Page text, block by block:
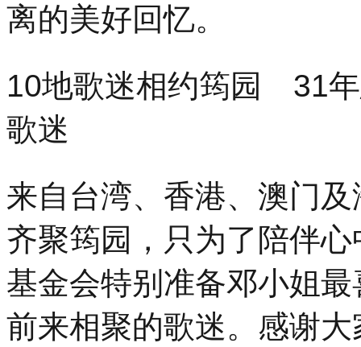
离的美好回忆。
10地歌迷相约筠园 31
歌迷
来自台湾、香港、澳门
齐聚筠园，只为了陪伴
基金会特别准备邓小姐
前来相聚的歌迷。感谢